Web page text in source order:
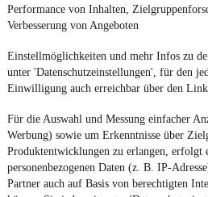
Performance von Inhalten,
Verbesserung von Angeboten
Einstellmöglichkeiten und mehr Infos zu
unter 'Datenschutzeinstellungen', für den
Einwilligung auch erreichbar über den
Für die Auswahl und Messung einfacher
Werbung) sowie um Erkenntnisse über
Produktentwicklungen zu erlangen, erfolgt
personenbezogenen Daten (z. B. IP-
Partner auch auf Basis von berechtigten